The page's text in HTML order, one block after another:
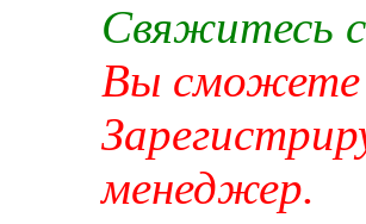
Свяжитесь
Вы сможете
менеджер.